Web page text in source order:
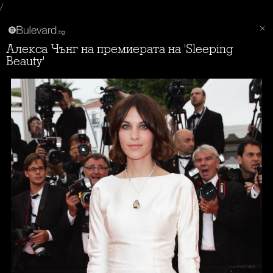
/
Алекса Чънг на премиерата на 'Sleeping
Beauty'